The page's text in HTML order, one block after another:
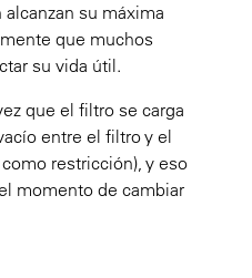
su máxima
que muchos
su vida útil.
que el filtro se carga
entre el filtro y el
restricción), y eso
momento de cambiar